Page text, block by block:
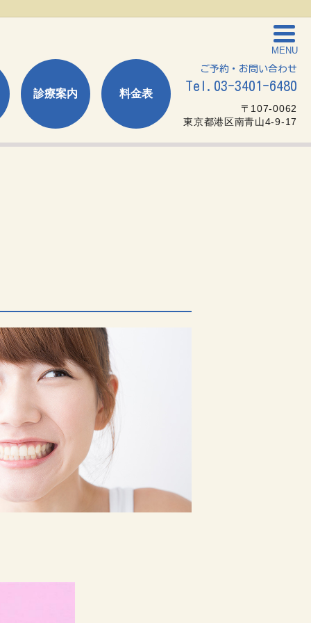
診療案内 料金表
MENU
ご予約・お問い合わせ
Tel.03-3401-6480
〒107-0062
東京都港区南青山4-9-17